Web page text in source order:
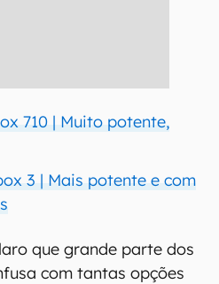
710 | Muito potente,
3 | Mais potente e com
que grande parte dos
com tantas opções